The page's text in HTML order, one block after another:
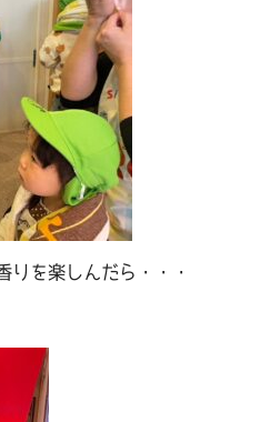
りを楽しんだら・・・